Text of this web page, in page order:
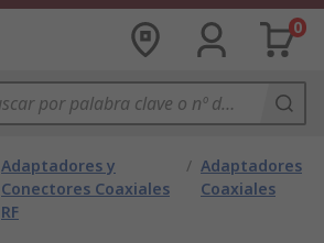
0
Adaptadores y
Conectores Coaxiales
RF
/ Adaptadores
Coaxiales